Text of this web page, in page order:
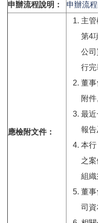
申辦流程說明：
申辦流
應檢附文件：
主
第4
公
行完
董
附件
最
報告
本
之
組織
董
司資